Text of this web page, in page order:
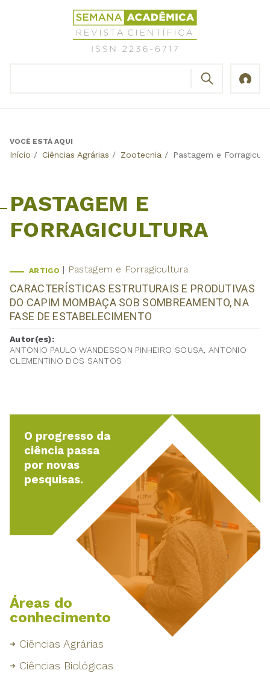
Revista
Científica
Semana
Back
VOCÊ ESTÁ AQUI
Início / Ciências Agrárias / Zootecnia / Pastagem e
PASTAGEM E
FORRAGICULTURA
ARTIGO Pastagem e Forragicultura
CARACTERÍSTICAS ESTRUTURAIS E PRODUTIVAS
DO CAPIM MOMBAÇA SOB SOMBREAMENTO, NA
FASE DE ESTABELECIMENTO
Autor(es):
ANTONIO PAULO WANDESSON PINHEIRO SOUSA, ANTONIO
CLEMENTINO DOS SANTOS
O progresso da
ciência passa
por novas
pesquisas.
Áreas do
conhecimento
Ciências Agrárias
Ciências Biológicas